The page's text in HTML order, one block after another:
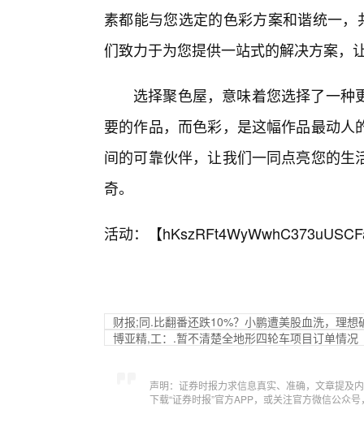
素都能与您选定的色彩方案和谐统一
们致力于为您提供一站式的解决方案，
选择聚色屋，意味着您选择了一
要的作品，而色彩，是这幅作品最动
间的可靠伙伴，让我们一同点亮您的
奇。
活动：【
财报;同.比翻番还跌10%？小鹏遭美股血洗，理想
博亚精,工：.暂不清楚全地形四轮车项目订单情况
声明：证券时报力求信息真实、准确，文章提及
下载“证券时报”官方APP，或关注官方微信公众